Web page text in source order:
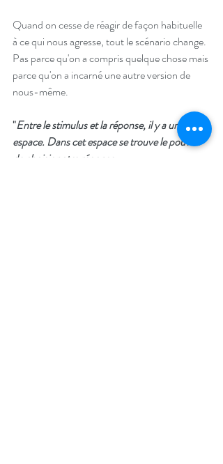
Quand on cesse de réagir de façon habituelle
à ce qui nous agresse, tout le scénario change.
Pas parce qu'on a compris quelque chose mais
parce qu'on a incarné une autre version de
nous-même.
"Entre le stimulus et la réponse, il y a un
espace. Dans cet espace se trouve le pouvoir
de choisir notre réponse.